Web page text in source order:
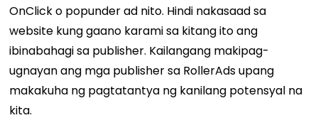
OnClick o popunder ad nito. Hindi nakasaad sa
website kung gaano karami sa kitang ito ang
ibinabahagi sa publisher. Kailangang makipag-
ugnayan ang mga publisher sa RollerAds upang
makakuha ng pagtatantya ng kanilang potensyal na
kita.